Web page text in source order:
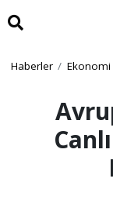
Haberler Ekonomi